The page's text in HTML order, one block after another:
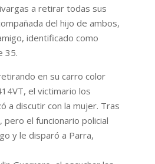
a retirar todas sus
del hijo de ambos,
identificado como
35.
en su carro color
el victimario los
a discutir con la mujer. Tras
el funcionario policial
y le disparó a Parra,